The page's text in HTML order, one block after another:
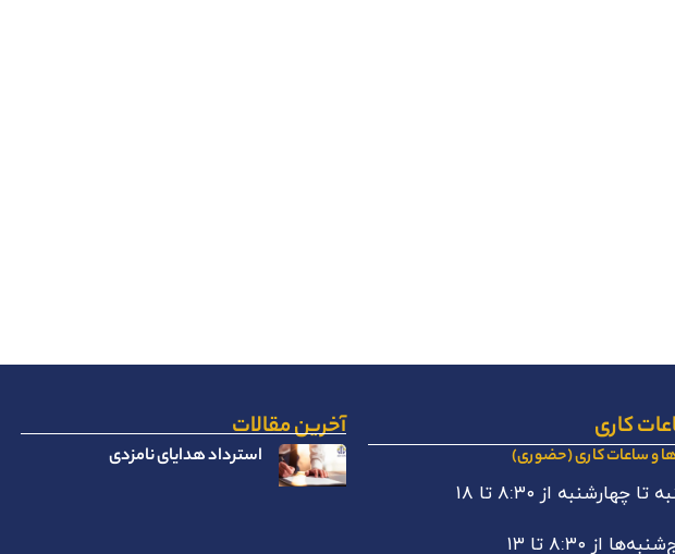
کاری
و ساعات کاری (حضوری)
تا چهارشنبه از ۸:۳۰ تا ۱۸
از ۸:۳۰ تا ۱۳
آخرین مقالات
استرداد هدایای نامزدی